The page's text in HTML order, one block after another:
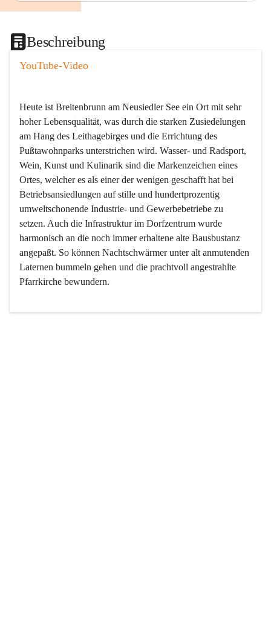
Beschreibung
YouTube-Video
Heute ist Breitenbrunn am Neusiedler See ein Ort mit sehr
hoher Lebensqualität, was durch die starken Zusiedelungen
am Hang des Leithagebirges und die Errichtung des
Pußtawohnparks unterstrichen wird. Wasser- und Radsport,
Wein, Kunst und Kulinarik sind die Markenzeichen eines
Ortes, welcher es als einer der wenigen geschafft hat bei
Betriebsansiedlungen auf stille und hundertprozentig
umweltschonende Industrie- und Gewerbebetriebe zu
setzen. Auch die Infrastruktur im Dorfzentrum wurde
harmonisch an die noch immer erhaltene alte Bausbustanz
angepaßt. So können Nachtschwärmer unter alt anmutenden
Laternen bummeln gehen und die prachtvoll angestrahlte
Pfarrkirche bewundern.
Der Weinbau dominert heute nicht mehr, ist aber integrativer